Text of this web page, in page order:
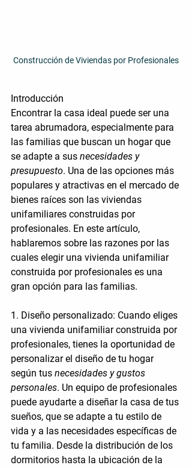
Construcción de Viviendas por Profesionales
Introducción
Encontrar la casa ideal puede ser una
tarea abrumadora, especialmente para
las familias que buscan un hogar que
se adapte a sus necesidades y
presupuesto. Una de las opciones más
populares y atractivas en el mercado de
bienes raíces son las viviendas
unifamiliares construidas por
profesionales. En este artículo,
hablaremos sobre las razones por las
cuales elegir una vivienda unifamiliar
construida por profesionales es una
gran opción para las familias.
1. Diseño personalizado: Cuando eliges
una vivienda unifamiliar construida por
profesionales, tienes la oportunidad de
personalizar el diseño de tu hogar
según tus necesidades y gustos
personales. Un equipo de profesionales
puede ayudarte a diseñar la casa de tus
sueños, que se adapte a tu estilo de
vida y a las necesidades específicas de
tu familia. Desde la distribución de los
dormitorios hasta la ubicación de la